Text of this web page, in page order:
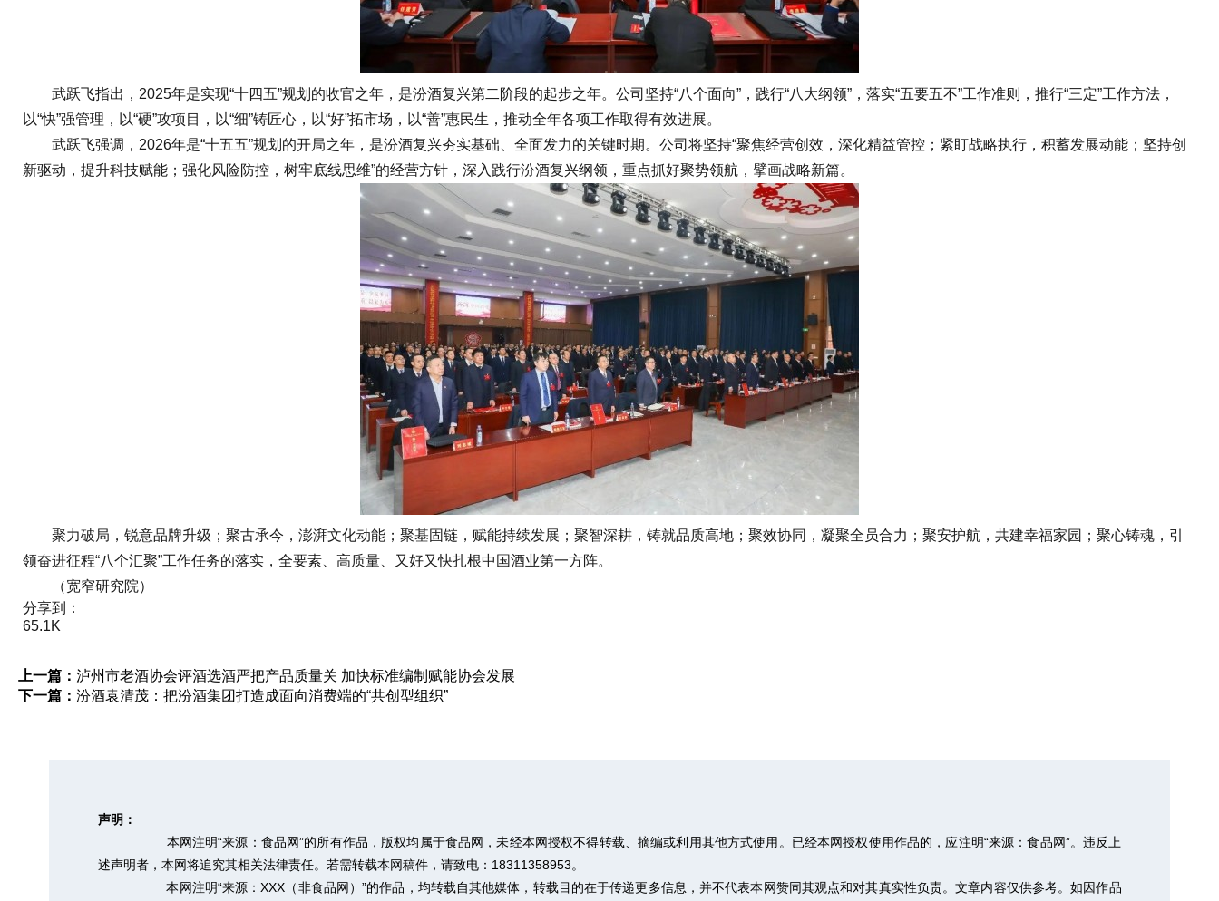
武跃飞指出，2025年是实现“十四五”规划的收官之年，是汾酒复兴第二阶段的起步之年。公司坚持“八个面向”，践行“八大纲领”，落实“五要五不”工作准则，推行“三定”工作方法，
以“快”强管理，以“硬”攻项目，以“细”铸匠心，以“好”拓市场，以“善”惠民生，推动全年各项工作取得有效进展。
武跃飞强调，2026年是“十五五”规划的开局之年，是汾酒复兴夯实基础、全面发力的关键时期。公司将坚持“聚焦经营创效，深化精益管控；紧盯战略执行，积蓄发展动能；坚持创
新驱动，提升科技赋能；强化风险防控，树牢底线思维”的经营方针，深入践行汾酒复兴纲领，重点抓好聚势领航，擘画战略新篇。
聚力破局，锐意品牌升级；聚古承今，澎湃文化动能；聚基固链，赋能持续发展；聚智深耕，铸就品质高地；聚效协同，凝聚全员合力；聚安护航，共建幸福家园；聚心铸魂，引
领奋进征程“八个汇聚”工作任务的落实，全要素、高质量、又好又快扎根中国酒业第一方阵。
（宽窄研究院）
分享到：
65.1K
上一篇： 泸州市老酒协会评酒选酒严把产品质量关 加快标准编制赋能协会发展
下一篇： 汾酒袁清茂：把汾酒集团打造成面向消费端的“共创型组织”
声明：
本网注明“来源：食品网”的所有作品，版权均属于食品网，未经本网授权不得转载、摘编或利用其他方式使用。已经本网授权使用作品的，应注明“来源：食品网”。违反上
述声明者，本网将追究其相关法律责任。若需转载本网稿件，请致电：18311358953。
本网注明“来源：XXX（非食品网）”的作品，均转载自其他媒体，转载目的在于传递更多信息，并不代表本网赞同其观点和对其真实性负责。文章内容仅供参考。如因作品